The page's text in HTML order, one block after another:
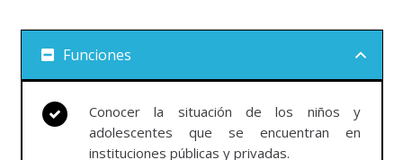
Funciones
Conocer la situación de los niños y
adolescentes que se encuentran en
instituciones públicas y privadas.